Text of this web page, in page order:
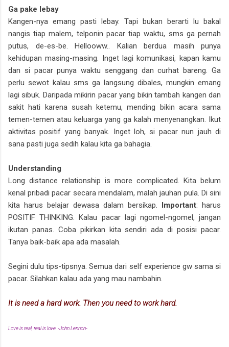
Ga pake lebay
Kangen-nya emang pasti lebay. Tapi bukan berarti lu bakal
nangis tiap malem, telponin pacar tiap waktu, sms ga pernah
putus, de-es-be. Hellooww.. Kalian berdua masih punya
kehidupan masing-masing. Inget lagi komunikasi, kapan kamu
dan si pacar punya waktu senggang dan curhat bareng. Ga
perlu sewot kalau sms ga langsung dibales, mungkin emang
lagi sibuk. Daripada mikirin pacar yang bikin tambah kangen dan
sakit hati karena susah ketemu, mending bikin acara sama
temen-temen atau keluarga yang ga kalah menyenangkan. Ikut
aktivitas positif yang banyak. Inget loh, si pacar nun jauh di
sana pasti juga sedih kalau kita ga bahagia.
Understanding
Long distance relationship is more complicated. Kita belum
kenal pribadi pacar secara mendalam, malah jauhan pula. Di sini
kita harus belajar dewasa dalam bersikap. Important: harus
POSITIF THINKING. Kalau pacar lagi ngomel-ngomel, jangan
ikutan panas. Coba pikirkan kita sendiri ada di posisi pacar.
Tanya baik-baik apa ada masalah.
Segini dulu tips-tipsnya. Semua dari self experience gw sama si
pacar. Silahkan kalau ada yang mau nambahin.
It is need a hard work. Then you need to work hard.
Love is real, real is love. -John Lennon-